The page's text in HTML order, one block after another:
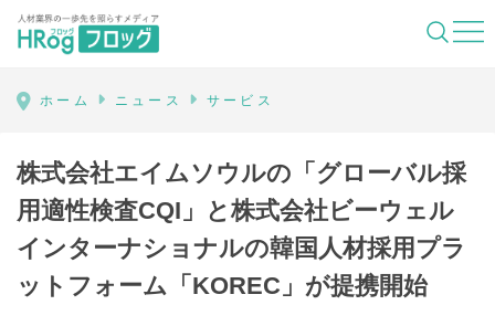
HRog | 人材業界の一歩先を照らすメディ
ホーム ニュース サービス
株式会社エイムソウルの「グローバル採
用適性検査CQI」と株式会社ビーウェル
インターナショナルの韓国人材採用プラ
ットフォーム「KOREC」が提携開始